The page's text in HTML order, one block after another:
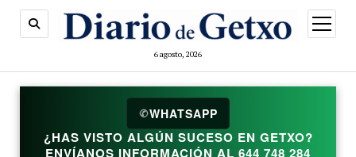
6 agosto, 2026
abrir
menú
✆WHATSAPP
¿HAS VISTO ALGÚN SUCESO EN GETXO?
ENVÍANOS INFORMACIÓN AL 644 748 284